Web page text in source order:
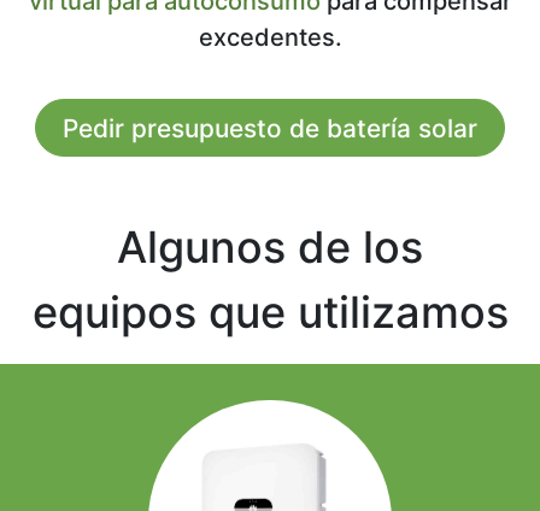
excedentes.
Pedir presupuesto de batería solar
Algunos de los
equipos que utilizamos